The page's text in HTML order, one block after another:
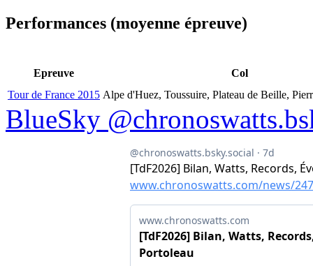
Performances (moyenne épreuve)
Epreuve
Col
Tour de France 2015 Alpe d'Huez, Toussuire, Plateau de Beille,
BlueSky